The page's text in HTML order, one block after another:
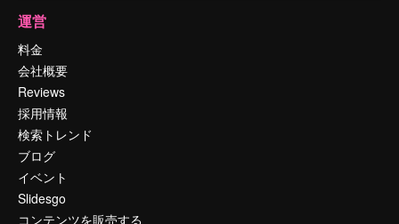
運営
料金
会社概要
Reviews
採用情報
検索トレンド
ブログ
イベント
Slidesgo
コンテンツを販売する